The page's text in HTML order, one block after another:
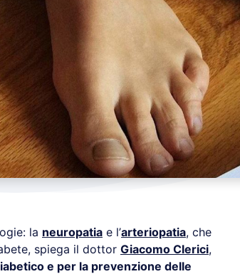
la neuropatia e l’arteriopatia, che
spiega il dottor Giacomo Clerici,
e per la prevenzione delle